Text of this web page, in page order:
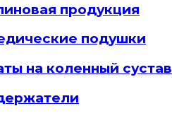
продукция
подушки
на коленный сустав